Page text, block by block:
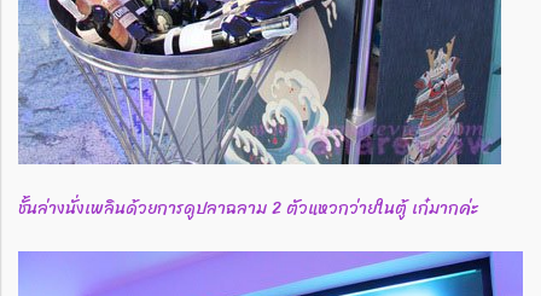
ชั้นล่างนั่งเพลินด้วยการดูปลาฉลาม 2 ตัวแหวกว่ายในตู้ เก๋มากค่ะ